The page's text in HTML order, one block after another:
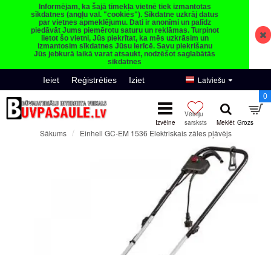
Informējam, ka šajā tīmekļa vietnē tiek izmantotas
sīkdatnes (angļu val. "cookies"). Sīkdatne uzkrāj datus
par vietnes apmeklējumu. Dati ir anonīmi un palīdz
piedāvāt Jums piemērotu saturu un reklāmas. Turpinot
lietot šo vietni, Jūs piekrītat, ka mēs uzkrāsim un
izmantosim sīkdatnes Jūsu ierīcē. Savu piekrišanu
Jūs jebkurā laikā varat atsaukt, nodzēšot saglabātās
sīkdatnes
Ieiet Reģistrēties Iziet Latviešu
0
Sākums Einhell GC-EM 1536 Elektriskais zāles pļāvējs